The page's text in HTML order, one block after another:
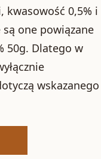
kwasowość 0,5% i
one powiązane
50g. Dlatego w
wskazanego